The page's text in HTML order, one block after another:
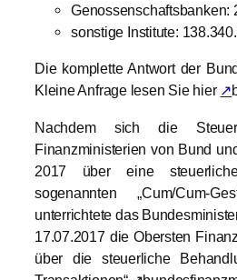
Genossenschaftsbanken:
sonstige Institute:
Die komplette Antwort der
Kleine Anfrage lesen Sie hier ↗
Nachdem sich die
Finanzministerien von Bund
2017 über eine
sogenannten „Cum/Cum-
unterrichtete das
17.07.2017 die Obersten
über die steuerliche